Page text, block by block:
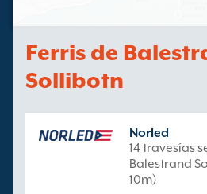
Ferris de
Sollibotn
Norled
14 travesías
Balestrand
10m)